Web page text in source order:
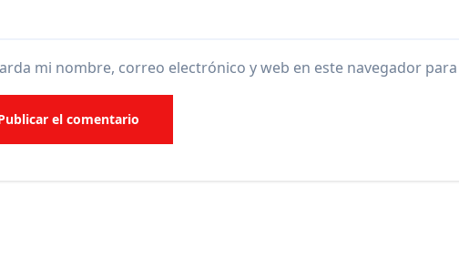
mi nombre, correo electrónico y web en este navegador